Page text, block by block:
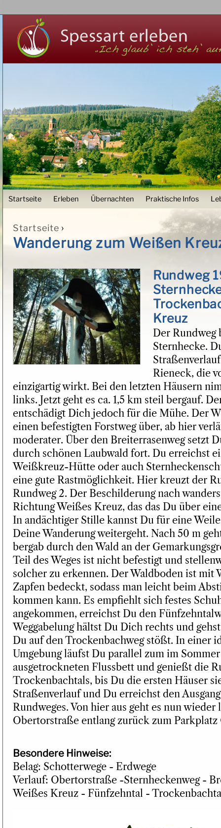
User menu
Startseite Erleben Übernachten Praktische Infos
Sie sind hier
Startseite ›
Wanderung zum Weißen
Rundweg
Kreuz
Der Rundweg
Sternhecke.
Rieneck, die
einzigartig wirkt. Bei den letzten Häusern
links. Jetzt geht es ca. 1,5 km steil bergauf.
entschädigt Dich jedoch für die Mühe. Der
einen befestigten Forstweg über, ab hier
moderater. Über den Breiterrasenweg setzt
durch schönen Laubwald fort. Du erreichst
Weißkreuz-Hütte oder auch
eine gute Rastmöglichkeit. Hier kreuzt der
Rundweg 2. Der Beschilderung nach
Richtung Weißes Kreuz, das das Du über
In andächtiger Stille kannst Du für eine
Deine Wanderung weitergeht. Nach 50 m
bergab durch den Wald an der
Teil des Weges ist nicht befestigt und
solcher zu erkennen. Der Waldboden ist mit
Zapfen bedeckt, sodass man leicht beim
kommen kann. Es empfiehlt sich festes
angekommen, erreichst Du den
Weggabelung hältst Du Dich rechts und
Du auf den Trockenbachweg stößt. In einer
Umgebung läufst Du parallel zum im
ausgetrockneten Flussbett und genießt die
Trockenbachtals, bis Du die ersten Häuser
Straßenverlauf und Du erreichst den
Rundweges. Von hier aus geht es nun wieder
Obertorstraße entlang zurück zum
Besondere Hinweise:
Belag: Schotterwege - Erdwege
Verlauf: Obertorstraße -Sternheckenweg -
Weißes Kreuz - Fünfzehntal -